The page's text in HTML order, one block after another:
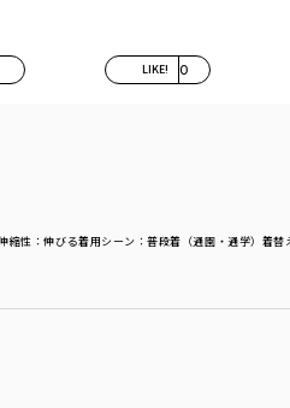
LIKE! 0
縮性 ：伸びる着用シーン ：普段着（通園・通学） 着替